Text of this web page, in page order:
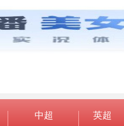
中超
英超